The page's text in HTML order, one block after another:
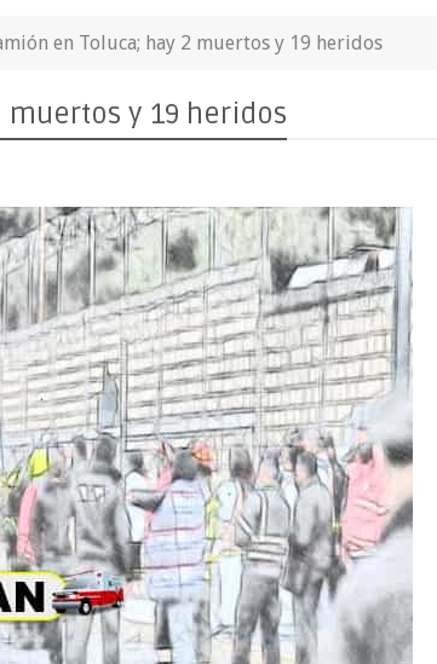
en Toluca; hay 2 muertos y 19 heridos
y 19 heridos